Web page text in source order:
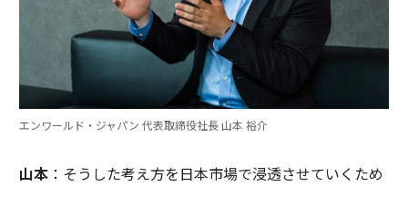
エンワールド・ジャパン 代表取締役社長 山本 裕介
山本：そうした考え方を日本市場で浸透させていくため